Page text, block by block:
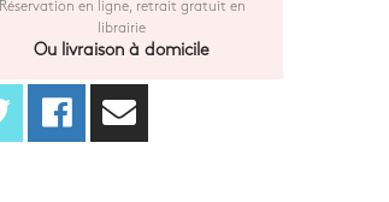
Réservation en ligne, retrait gratuit en
librairie
Ou livraison à domicile